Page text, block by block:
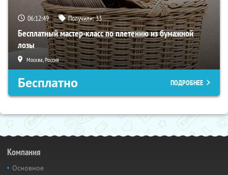
06:12:48 Получили:33
Бесплатный мастер-класс по плетению из бумажной
лозы
Москва, Россия
Бесплатно ПОДРОБНЕЕ
Компания
Основное